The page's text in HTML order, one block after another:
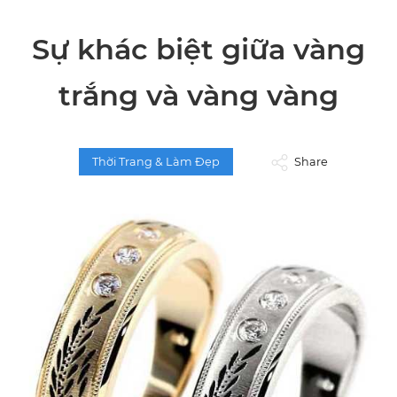
Sự khác biệt giữa vàng
trắng và vàng vàng
Thời Trang & Làm Đẹp Share